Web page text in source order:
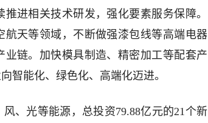
进相关技术研发，强化要素服务保障。
航天等领域，不断做强漆包线等高端电器
链。加快模具制造、精密加工等配套产
智能化、绿色化、高端化迈进。
、光等能源，总投资79.88亿元的21个新